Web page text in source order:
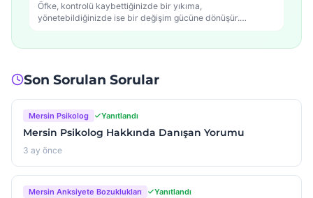
Öfke, kontrolü kaybettiğinizde bir yıkıma,
yönetebildiğinizde ise bir değişim gücüne dönüşür.
Son Sorulan Sorular
Mersin Psikolog Yanıtlandı
Mersin Psikolog Hakkında Danışan Yorumu
3 ay önce
Mersin Anksiyete Bozuklukları Yanıtlandı